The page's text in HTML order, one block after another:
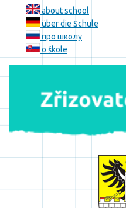
about school
über die Schule
про школу
o škole